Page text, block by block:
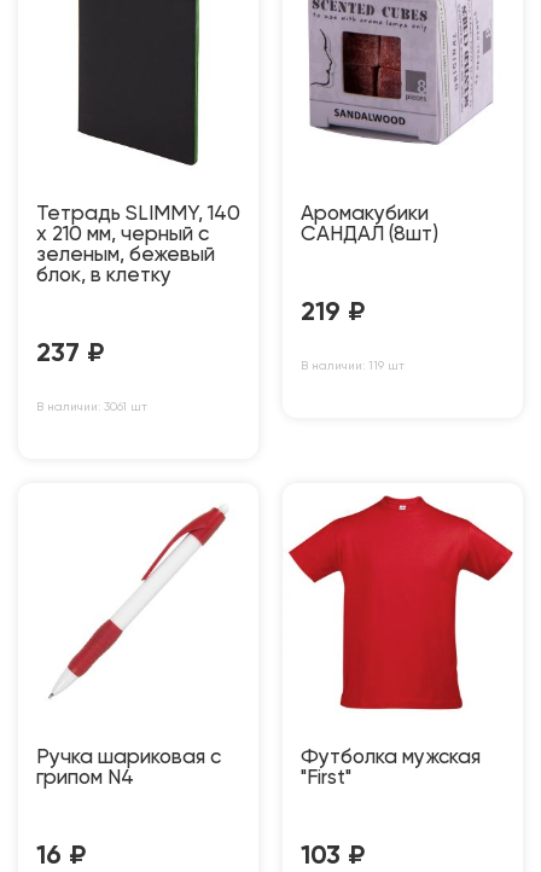
Тетрадь SLIMMY, 140
х 210 мм, черный с
зеленым, бежевый
блок, в клетку
237 ₽
В наличии: 3061 шт
Аромакубики
САНДАЛ (8шт)
219 ₽
В наличии: 119 шт
Ручка шариковая с
грипом N4
16 ₽
Футболка мужская
"First"
103 ₽